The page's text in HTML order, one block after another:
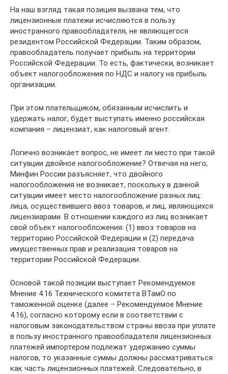
На наш взгляд такая позиция вызвана тем, что
лицензионные платежи исчисляются в пользу
иностранного правообладателя, не являющегося
резидентом Российской Федерации. Таким образом,
правообладатель получает прибыль на территории
Российской Федерации. То есть, фактически, возникает
объект налогообложения по НДС и налогу на прибыль
организации.
При этом плательщиком, обязанным исчислить и
удержать налог, будет выступать именно российская
компания – лицензиат, как налоговый агент.
Логично возникает вопрос, не имеет ли место при такой
ситуации двойное налогообложение? Отвечая на него,
Минфин России разъясняет, что двойного
налогообложения не возникает, поскольку в данной
ситуации имеет место налогообложение разных лиц:
лица, осуществившего ввоз товаров, и лиц, являющихся
лицензиарами. В отношении каждого из лиц возникает
свой объект налогообложения: (1) ввоз товаров на
территорию Российской Федерации и (2) передача
имущественных прав и реализация товаров на
территории Российской Федерации.
Основой такой позиции выступает Рекомендуемое
Мнение 4.16 Технического комитета ВТамО по
таможенной оценке (далее – Рекомендуемое Мнение
4.16), согласно которому если в соответствии с
налоговым законодательством страны ввоза при уплате
в пользу иностранного правообладателя лицензионных
платежей импортером подлежат удержанию суммы
налогов, то указанные суммы должны рассматриваться
как часть лицензионных платежей. Следовательно, в